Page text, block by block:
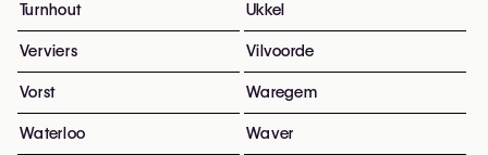
Turnhout Ukkel
Verviers Vilvoorde
Vorst Waregem
Waterloo Waver